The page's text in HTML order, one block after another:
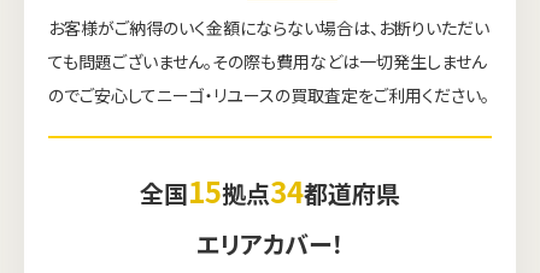
お客様がご納得のいく金額にならない場合は、お断りいただい
ても問題ございません。その際も費用などは一切発生しません
のでご安心してニーゴ・リユースの買取査定をご利用ください。
全国15拠点34都道府県
エリアカバー！